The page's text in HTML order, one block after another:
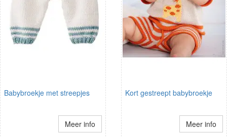
Babybroekje met streepjes
Meer info
Kort gestreept babybroekje
Meer info